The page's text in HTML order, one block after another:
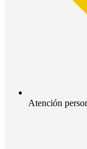
Atención